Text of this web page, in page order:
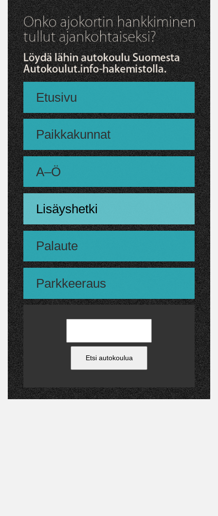
Etusivu
Paikkakunnat
A–Ö
Lisäyshetki
Palaute
Parkkeeraus
Etsi autokoulua